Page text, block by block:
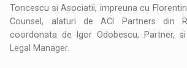
Toncescu si Asociatii, impreuna cu
Counsel, alaturi de ACI Partners din
coordonata de Igor Odobescu, Partner,
Legal Manager.